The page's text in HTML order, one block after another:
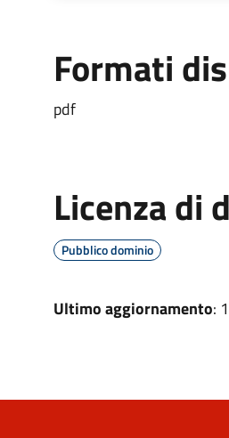
Formati
pdf
Licenza di
Pubblico dominio
Ultimo aggiornamento: